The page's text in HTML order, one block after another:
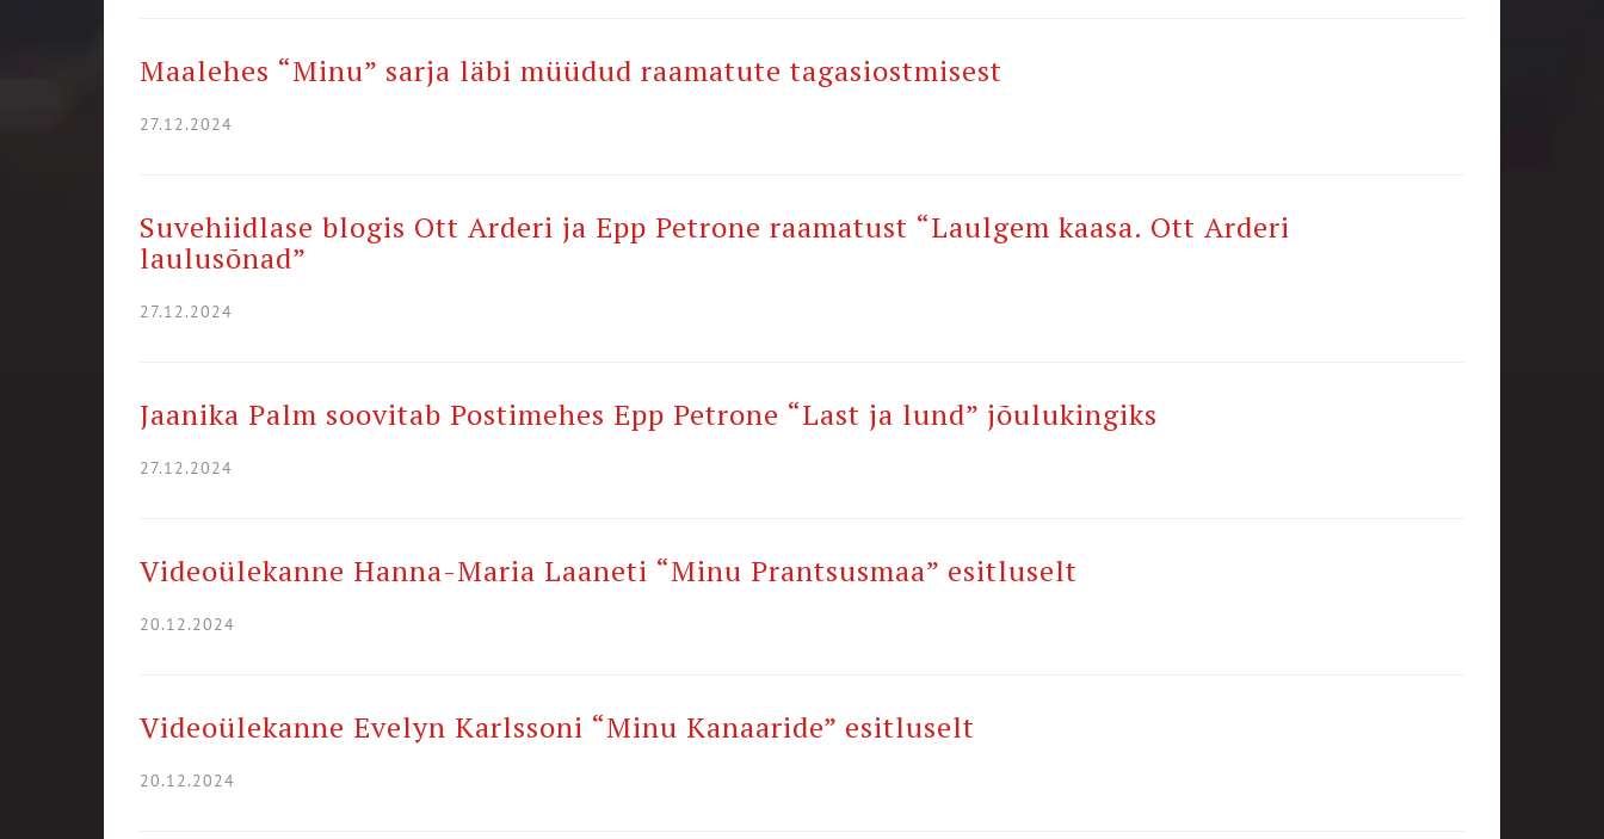
Maalehes “Minu” sarja läbi müüdud raamatute tagasiostmisest
27.12.2024
Suvehiidlase blogis Ott Arderi ja Epp Petrone raamatust “Laulgem kaasa. Ott Arderi
laulusõnad”
27.12.2024
Jaanika Palm soovitab Postimehes Epp Petrone “Last ja lund” jõulukingiks
27.12.2024
Videoülekanne Hanna-Maria Laaneti “Minu Prantsusmaa” esitluselt
20.12.2024
Videoülekanne Evelyn Karlssoni “Minu Kanaaride” esitluselt
20.12.2024